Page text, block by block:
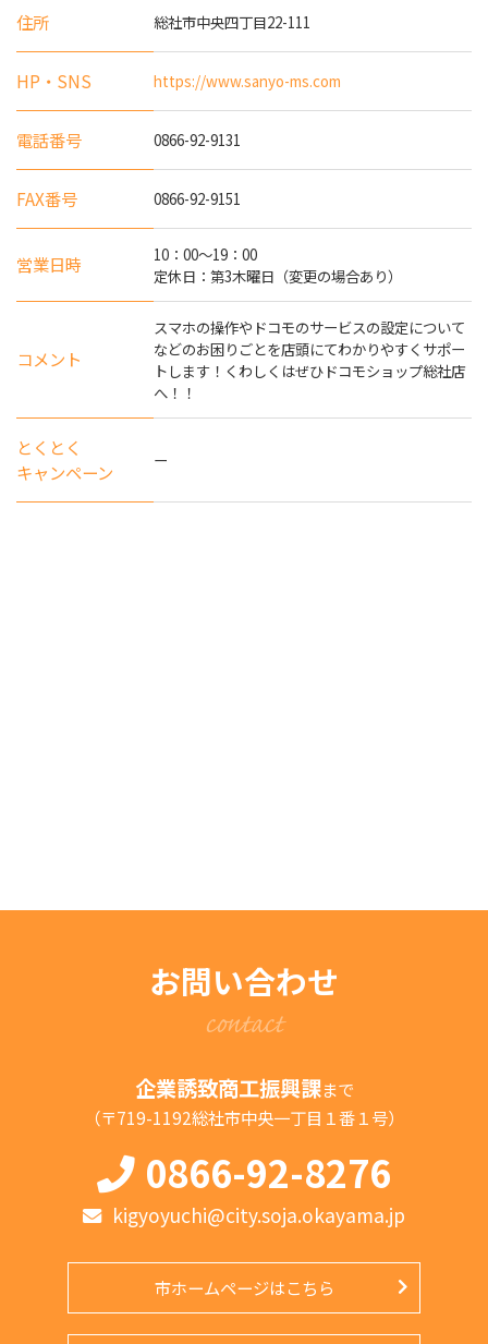
住所 総社市中央四丁目22-111
HP・SNS https://www.sanyo-ms.com
電話番号 0866-92-9131
FAX番号 0866-92-9151
営業日時
10：00～19：00
定休日：第3木曜日（変更の場合あり）
コメント
スマホの操作やドコモのサービスの設定について
などのお困りごとを店頭にてわかりやすくサポー
トします！くわしくはぜひドコモショップ総社店
へ！！
とくとく
キャンペーン
ー
お問い合わせ
contact
企業誘致商工振興課まで
（〒719-1192総社市中央一丁目１番１号）
0866-92-8276
kigyoyuchi@city.soja.okayama.jp
市ホームページはこちら